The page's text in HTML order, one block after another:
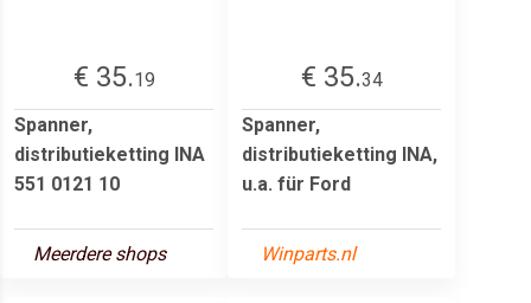
€ 35.19
Spanner,
distributieketting INA
551 0121 10
Meerdere shops
€ 35.34
Spanner,
distributieketting INA,
u.a. für Ford
Winparts.nl